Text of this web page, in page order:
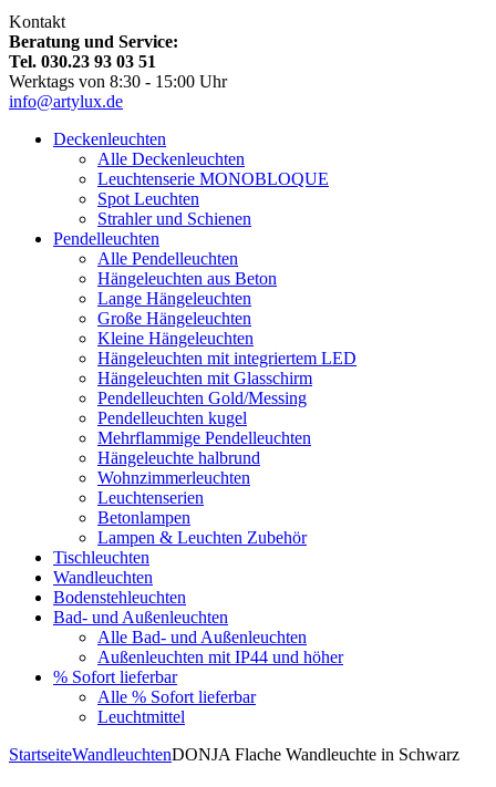
Kontakt
Beratung und Service:
Tel. 030.23 93 03 51
Werktags von 8:30 - 15:00 Uhr
info@artylux.de
Deckenleuchten
Alle Deckenleuchten
Leuchtenserie MONOBLOQUE
Spot Leuchten
Strahler und Schienen
Pendelleuchten
Alle Pendelleuchten
Hängeleuchten aus Beton
Lange Hängeleuchten
Große Hängeleuchten
Kleine Hängeleuchten
Hängeleuchten mit integriertem LED
Hängeleuchten mit Glasschirm
Pendelleuchten Gold/Messing
Pendelleuchten kugel
Mehrflammige Pendelleuchten
Hängeleuchte halbrund
Wohnzimmerleuchten
Leuchtenserien
Betonlampen
Lampen & Leuchten Zubehör
Tischleuchten
Wandleuchten
Bodenstehleuchten
Bad- und Außenleuchten
Alle Bad- und Außenleuchten
Außenleuchten mit IP44 und höher
% Sofort lieferbar
Alle % Sofort lieferbar
Leuchtmittel
StartseiteWandleuchtenDONJA Flache Wandleuchte in Schwarz